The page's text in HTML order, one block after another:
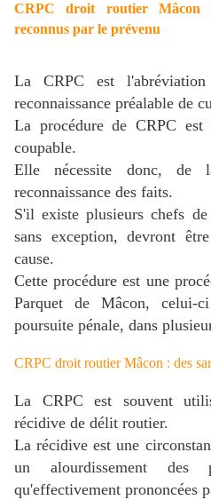
CRPC droit routier Mâcon :
reconnus par le prévenu
La CRPC est
reconnaissance préalable de
La procédure de CRPC est
coupable.
Elle nécessite donc,
reconnaissance des faits.
S'il existe plusieurs chefs
sans exception, devront
cause.
Cette procédure est une
Parquet de Mâcon,
poursuite pénale, dans
CRPC droit routier Mâcon : des
La CRPC est souvent
récidive de délit routier.
La récidive est une
un alourdissement des
qu'effectivement prononcées